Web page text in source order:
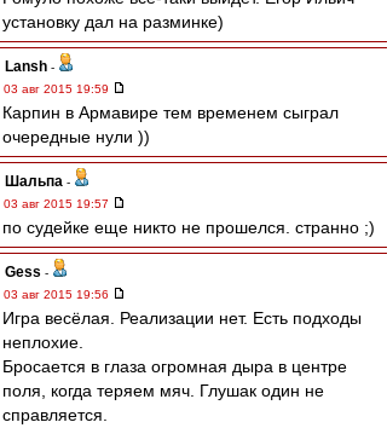
установку дал на разминке)
Lansh -
03 авг 2015 19:59
Карпин в Армавире тем временем сыграл
очередные нули ))
Шальпа -
03 авг 2015 19:57
по судейке еще никто не прошелся. странно ;)
Gess -
03 авг 2015 19:56
Игра весёлая. Реализации нет. Есть подходы
неплохие.
Бросается в глаза огромная дыра в центре
поля, когда теряем мяч. Глушак один не
справляется.